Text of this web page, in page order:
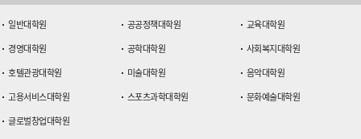
일반대학원 공공정책대학원
교육대학원
경영대학원
공학대학원
사회복지대학원
호텔관광대학원
미술대학원
음악대학원
고용서비스대학원
스포츠과학대학원
문화예술대학원
글로벌창업대학원